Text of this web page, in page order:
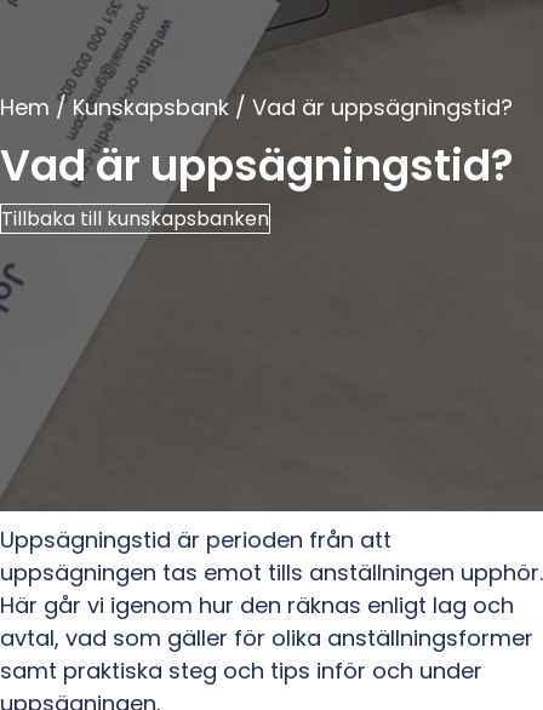
Hem / Kunskapsbank / Vad är uppsägningstid?
Vad är uppsägningstid?
Tillbaka till kunskapsbanken
Uppsägningstid är perioden från att
uppsägningen tas emot tills anställningen upphör.
Här går vi igenom hur den räknas enligt lag och
avtal, vad som gäller för olika anställningsformer
samt praktiska steg och tips inför och under
uppsägningen.